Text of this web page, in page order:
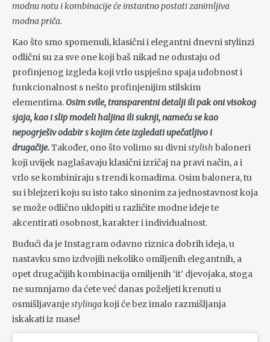
modnu notu i kombinacije će instantno postati zanimljiva
modna priča.
Kao što smo spomenuli, klasični i elegantni dnevni stylinzi
odlični su za sve one koji baš nikad ne odustaju od
profinjenog izgleda koji vrlo uspješno spaja udobnost i
funkcionalnost s nešto profinjenijim stilskim
elementima.Osim svile, transparentni detalji ili pak oni visokog
sjaja, kao i slip modeli haljina ili suknji, nameću se kao
nepogrješiv odabir s kojim ćete izgledati upečatljivo i
drugačije.Također, ono što volimo su divnistylish baloneri
koji uvijek naglašavaju klasični izričaj na pravi način, a i
vrlo se kombiniraju s trendi komadima. Osim balonera, tu
su i blejzeri koju su isto tako sinonim za jednostavnost koja
se može odlično uklopiti u različite modne ideje te
akcentirati osobnost, karakter i individualnost.
Budući da je Instagram odavno riznica dobrih ideja, u
nastavku smo izdvojili nekoliko omiljenih elegantnih, a
opet drugačijih kombinacija omiljenih ‘it’ djevojaka, stoga
ne sumnjamo da ćete već danas poželjeti krenuti u
osmišljavanjestylingakoji će bez imalo razmišljanja
iskakati iz mase!